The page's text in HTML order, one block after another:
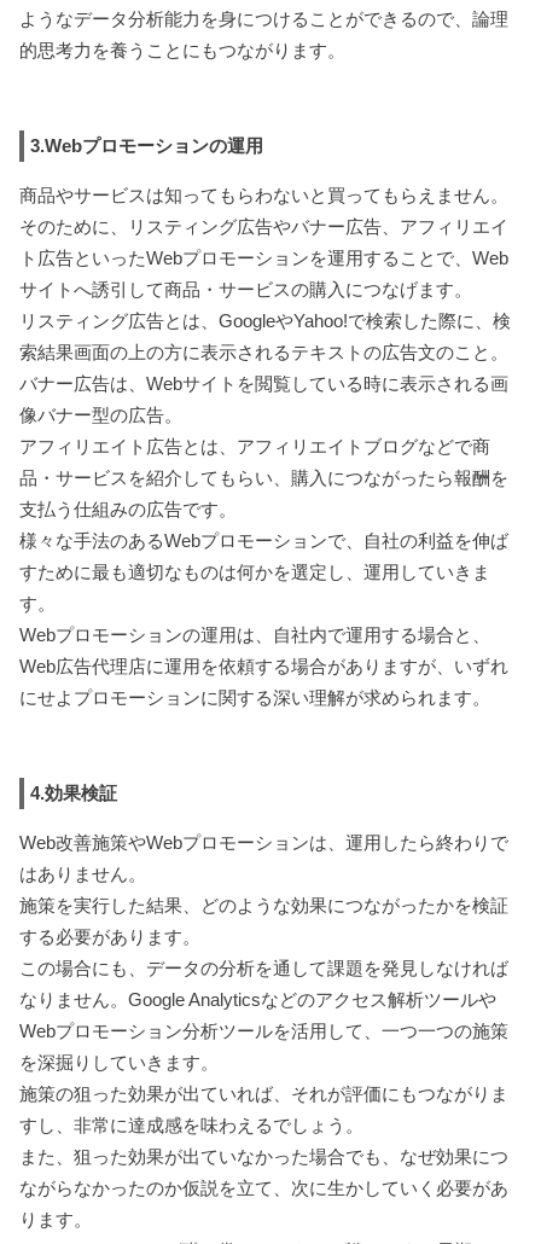
ようなデータ分析能力を身につけることができるので、論理
的思考力を養うことにもつながります。
3.Webプロモーションの運用
商品やサービスは知ってもらわないと買ってもらえません。
そのために、リスティング広告やバナー広告、アフィリエイ
ト広告といったWebプロモーションを運用することで、Web
サイトへ誘引して商品・サービスの購入につなげます。
リスティング広告とは、GoogleやYahoo!で検索した際に、検
索結果画面の上の方に表示されるテキストの広告文のこと。
バナー広告は、Webサイトを閲覧している時に表示される画
像バナー型の広告。
アフィリエイト広告とは、アフィリエイトブログなどで商
品・サービスを紹介してもらい、購入につながったら報酬を
支払う仕組みの広告です。
様々な手法のあるWebプロモーションで、自社の利益を伸ば
すために最も適切なものは何かを選定し、運用していきま
す。
Webプロモーションの運用は、自社内で運用する場合と、
Web広告代理店に運用を依頼する場合がありますが、いずれ
にせよプロモーションに関する深い理解が求められます。
4.効果検証
Web改善施策やWebプロモーションは、運用したら終わりで
はありません。
施策を実行した結果、どのような効果につながったかを検証
する必要があります。
この場合にも、データの分析を通して課題を発見しなければ
なりません。Google Analyticsなどのアクセス解析ツールや
Webプロモーション分析ツールを活用して、一つ一つの施策
を深掘りしていきます。
施策の狙った効果が出ていれば、それが評価にもつながりま
すし、非常に達成感を味わえるでしょう。
また、狙った効果が出ていなかった場合でも、なぜ効果につ
ながらなかったのか仮説を立て、次に生かしていく必要があ
ります。